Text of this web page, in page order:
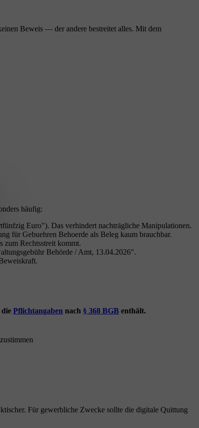
Beweis — der andere bestreitet alles. Mit dem
häufig:
Euro"). Das verhindert nachträgliche Manipulationen.
für Gebuehren Behoerde als Beleg kaum brauchbar.
zum Rechtsstreit kommt.
Behörde / Amt, 13.04.2026".
die Pflichtangaben nach § 368 BGB enthält.
Für gewerbliche Zwecke sollte die digitale Quittung